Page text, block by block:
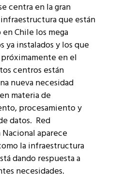
centra en la gran
que están
Chile los mega
ya instalados y los que
en el
centros están
nueva necesidad
materia de
procesamiento y
datos. Red
aparece
la infraestructura
dando respuesta a
necesidades.